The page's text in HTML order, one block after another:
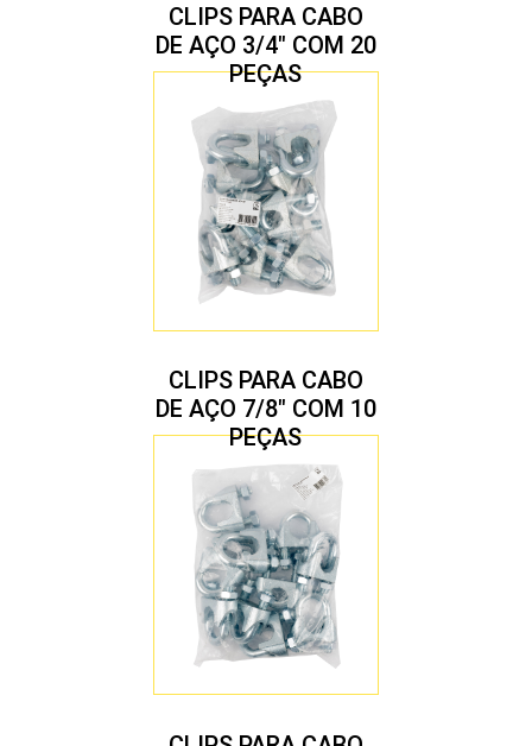
CLIPS PARA CABO
DE AÇO 3/4″ COM 20
PEÇAS
CLIPS PARA CABO
DE AÇO 7/8″ COM 10
PEÇAS